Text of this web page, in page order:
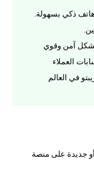
ذكي بسهولة.
آمن وقوي
العملاء
في العالم
جديدة على منصة